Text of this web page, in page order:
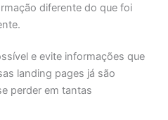
diferente do que foi
e evite informações que
landing pages já são
perder em tantas